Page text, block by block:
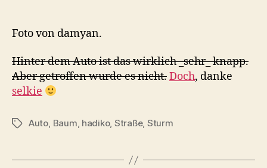
Foto von damyan.
Hinter dem Auto ist das wirklich _sehr_ knapp.
Aber getroffen wurde es nicht.Doch, danke
selkie
Schlagwörter
Auto, Baum, hadiko, Straße, Sturm